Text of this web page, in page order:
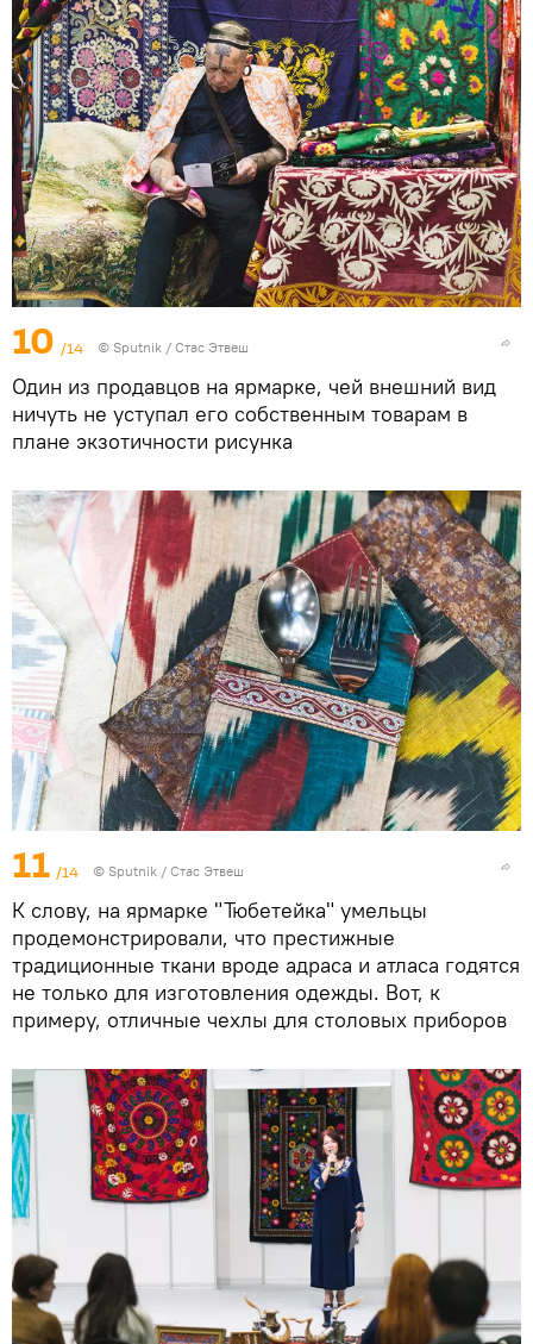
10 /14 © Sputnik / Стас Этвеш
Один из продавцов на ярмарке, чей внешний вид
ничуть не уступал его собственным товарам в
плане экзотичности рисунка
11 /14 © Sputnik / Стас Этвеш
К слову, на ярмарке "Тюбетейка" умельцы
продемонстрировали, что престижные
традиционные ткани вроде адраса и атласа годятся
не только для изготовления одежды. Вот, к
примеру, отличные чехлы для столовых приборов